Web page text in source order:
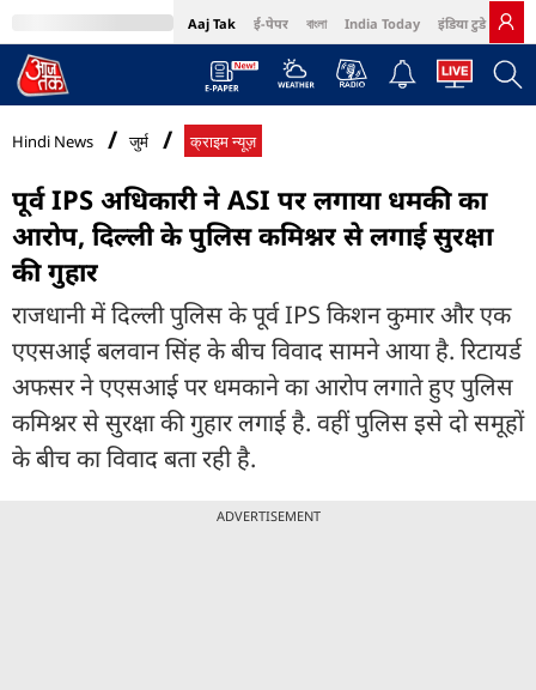
Aaj Tak ई-पेपर বাংলা India Today इंडिया टुडे हिंदी
MumbaiTak Cosmopolitan Harper's Bazaar Northeast
Hindi News जुर्म क्राइम न्यूज़
पूर्व IPS अधिकारी ने ASI पर लगाया धमकी का
आरोप, दिल्ली के पुलिस कमिश्नर से लगाई सुरक्षा
की गुहार
राजधानी में दिल्ली पुलिस के पूर्व IPS किशन कुमार और एक
एएसआई बलवान सिंह के बीच विवाद सामने आया है. रिटायर्ड
अफसर ने एएसआई पर धमकाने का आरोप लगाते हुए पुलिस
कमिश्नर से सुरक्षा की गुहार लगाई है. वहीं पुलिस इसे दो समूहों
के बीच का विवाद बता रही है.
ADVERTISEMENT